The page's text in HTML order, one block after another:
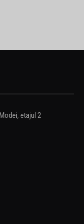
etajul 2